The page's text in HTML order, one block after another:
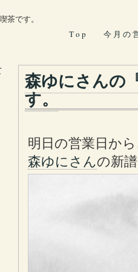
茶です。
T o p
今 月 の
森ゆにさんの
す。
明日の営業日か
森ゆにさんの新